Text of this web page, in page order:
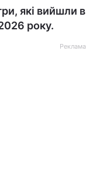
які вийшли в
року.
Реклама